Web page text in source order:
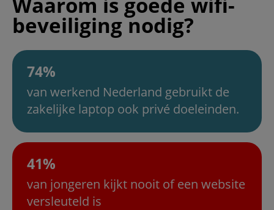
beveiliging nodig?
74%
van werkend Nederland gebruikt de
zakelijke laptop ook privé doeleinden.
41%
van jongeren kijkt nooit of een website
versleuteld is